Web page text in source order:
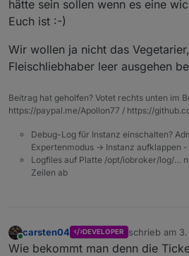
hätte sein sollen wenn es eine
Euch ist :-)
Wir wollen ja nicht das
Fleischliebhaber leer ausgehen
Beitrag hat geholfen? Votet rechts unten im
https://paypal.me/Apollon77 / https://
Debug-Log für Instanz einschalten?
Expertenmodus -> Instanz aufklappen
Logfiles auf Platte /opt/iobroker/log/…
Zeilen ab
Online
carsten04 DEVELOPER schrieb am
zuletzt
Wie bekommt man denn die